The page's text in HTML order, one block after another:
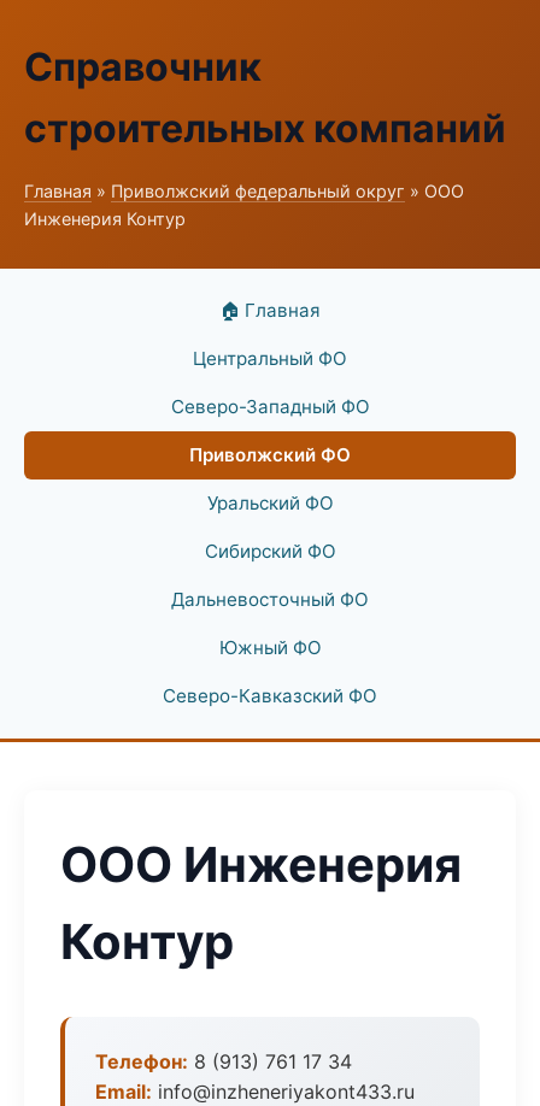
Справочник
строительных компаний
Главная » Приволжский федеральный округ » ООО
Инженерия Контур
🏠 Главная
Центральный ФО
Северо-Западный ФО
Приволжский ФО
Уральский ФО
Сибирский ФО
Дальневосточный ФО
Южный ФО
Северо-Кавказский ФО
ООО Инженерия
Контур
Телефон: 8 (913) 761 17 34
Email: info@inzheneriyakont433.ru